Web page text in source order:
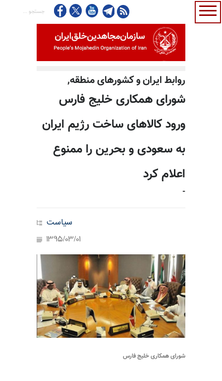
روابط ایران و کشورهای منطقه,
شورای همکاری خلیج فارس
ورود کالاهای ساخت رژیم ایران
به سعودی و بحرین را ممنوع
اعلام کرد
-
سیاست
1395/03/01
شورای همکاری خلیج فارس